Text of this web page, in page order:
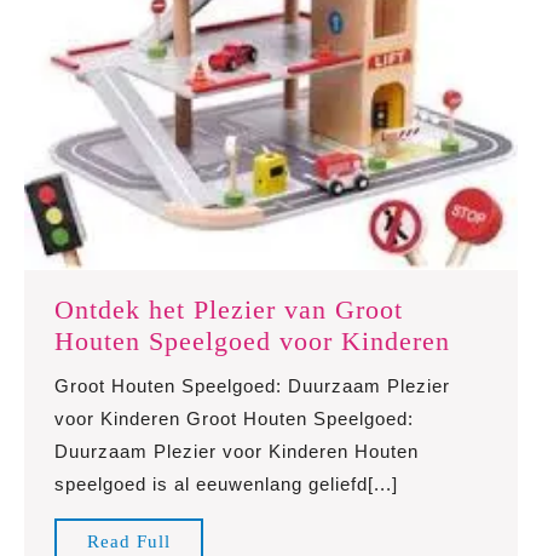
Ontdek het Plezier van Groot
Houten Speelgoed voor Kinderen
Groot Houten Speelgoed: Duurzaam Plezier
voor Kinderen Groot Houten Speelgoed:
Duurzaam Plezier voor Kinderen Houten
speelgoed is al eeuwenlang geliefd[...]
Read Full